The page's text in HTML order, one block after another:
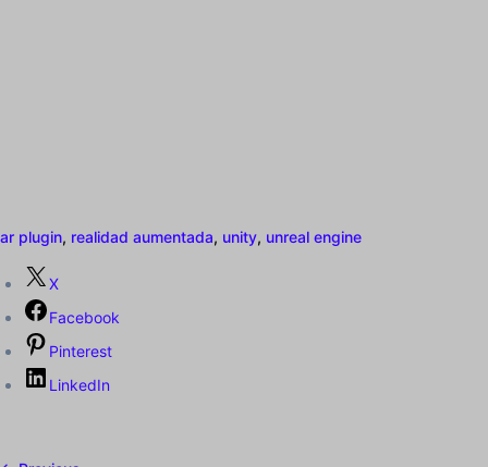
ar plugin, realidad aumentada, unity, unreal engine
X
Facebook
Pinterest
LinkedIn